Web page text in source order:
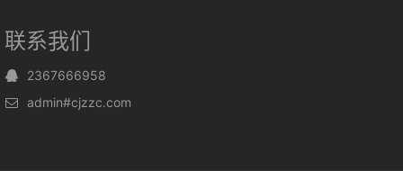
联系我们
2367666958
admin#cjzzc.com